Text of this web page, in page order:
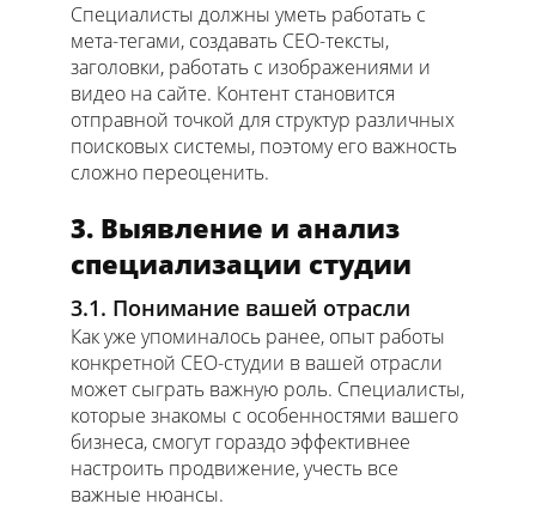
Специалисты должны уметь работать с
мета-тегами, создавать СЕО-тексты,
заголовки, работать с изображениями и
видео на сайте. Контент становится
отправной точкой для структур различных
поисковых системы, поэтому его важность
сложно переоценить.
3. Выявление и анализ
специализации студии
3.1. Понимание вашей отрасли
Как уже упоминалось ранее, опыт работы
конкретной СЕО-студии в вашей отрасли
может сыграть важную роль. Специалисты,
которые знакомы с особенностями вашего
бизнеса, смогут гораздо эффективнее
настроить продвижение, учесть все
важные нюансы.